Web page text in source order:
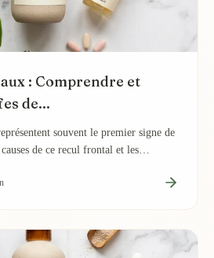
: Comprendre et
de...
souvent le premier signe de
de ce recul frontal et les